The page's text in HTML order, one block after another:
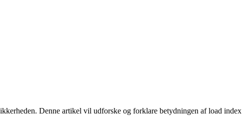
Denne artikel vil udforske og forklare betydningen af load index